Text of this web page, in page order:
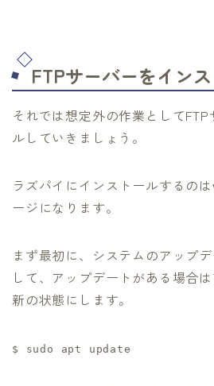
FTPサーバーをイン
それでは想定外の作業として
ルしていきましょう。
ラズパイにインストールするのは
ージになります。
まず最初に、システムのアップ
して、アップデートがある場合
新の状態にします。
$ sudo apt update